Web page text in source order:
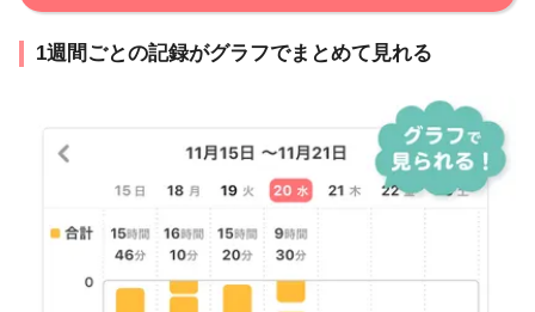
1週間ごとの記録がグラフでまとめて見れる